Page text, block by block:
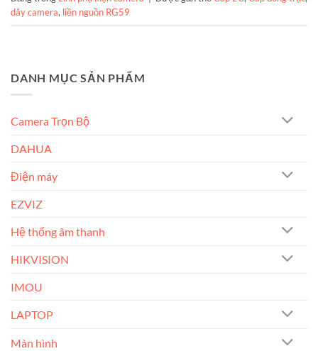
dây camera, liền nguồn RG59
DANH MỤC SẢN PHẨM
Camera Trọn Bộ
DAHUA
Điện máy
EZVIZ
Hệ thống âm thanh
HIKVISION
IMOU
LAPTOP
Màn hình